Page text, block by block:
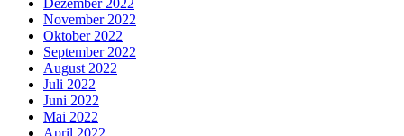
November 2022
Oktober 2022
September 2022
August 2022
Juli 2022
Juni 2022
Mai 2022
April 2022